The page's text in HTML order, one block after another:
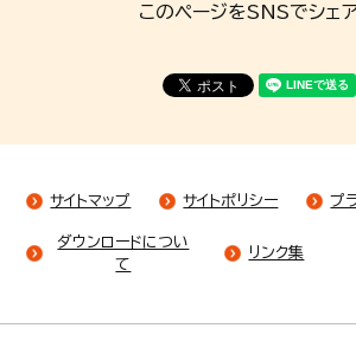
このページをSNSでシェ
サイトマップ サイトポリシー プ
ダウンロードについ
て
リンク集